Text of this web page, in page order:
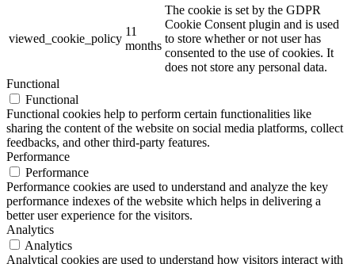
viewed_cookie_policy
11
months
The cookie is set by the GDPR
Cookie Consent plugin and is used
to store whether or not user has
consented to the use of cookies. It
does not store any personal data.
Functional
Functional
Functional cookies help to perform certain functionalities like
sharing the content of the website on social media platforms, collect
feedbacks, and other third-party features.
Performance
Performance
Performance cookies are used to understand and analyze the key
performance indexes of the website which helps in delivering a
better user experience for the visitors.
Analytics
Analytics
Analytical cookies are used to understand how visitors interact with